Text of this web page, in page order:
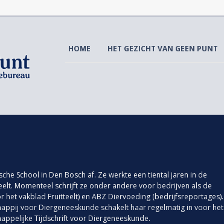
HOME HET GEZICHT VAN GEEN PUNT
School in Den Bosch af. Ze werkte een tiental jaren in de
Momenteel schrijft ze onder andere voor bedrijven als de
het vakblad Fruitteelt) en ABZ Diervoeding (bedrijfsreportages).
voor Diergeneeskunde schakelt haar regelmatig in voor het
Tijdschrift voor Diergeneeskunde.